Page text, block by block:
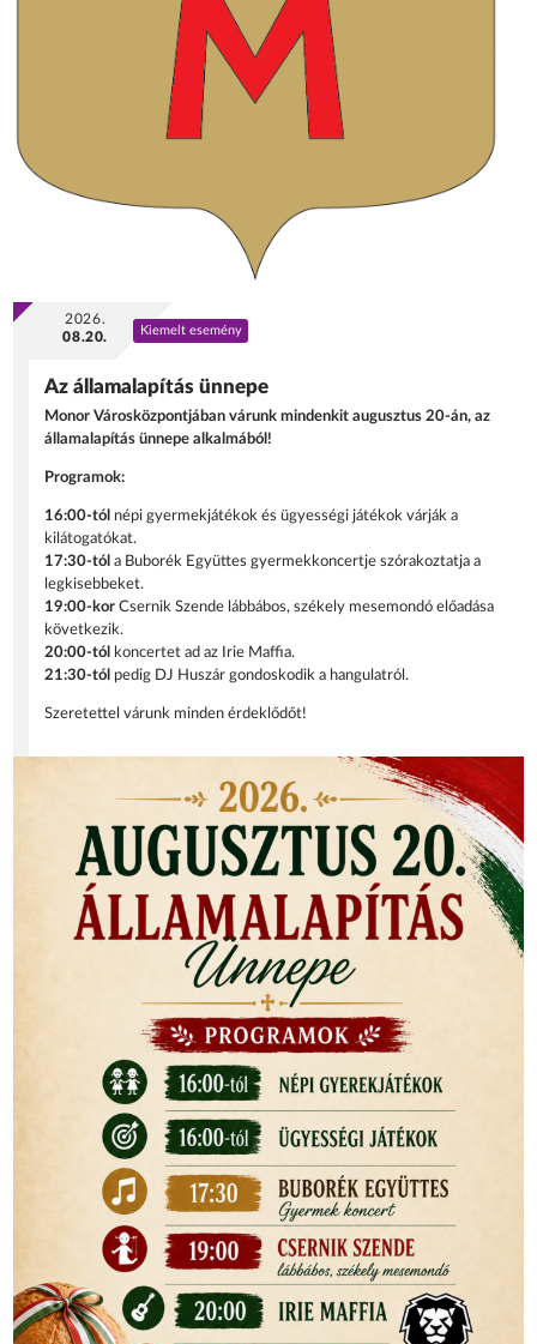
2026.
08.20.
Kiemelt esemény
Az államalapítás ünnepe
Monor Városközpontjában várunk mindenkit augusztus 20-án, az
államalapítás ünnepe alkalmából!
Programok:
16:00-tól népi gyermekjátékok és ügyességi játékok várják a
kilátogatókat.
17:30-tól a Buborék Együttes gyermekkoncertje szórakoztatja a
legkisebbeket.
19:00-korCsernik Szende lábbábos, székely mesemondó előadása
következik.
20:00-tól
koncertet ad az Irie Maffia.
21:30-tól pedig DJ Huszár gondoskodik a hangulatról.
Szeretettel várunk minden érdeklődőt!